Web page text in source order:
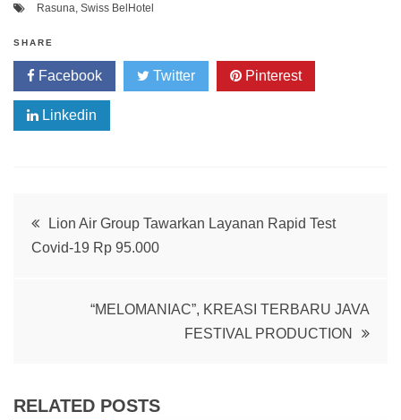
Rasuna, Swiss BelHotel
SHARE
Facebook Twitter Pinterest
Linkedin
Post
navigation
Lion Air Group Tawarkan Layanan Rapid Test
Covid-19 Rp 95.000
“MELOMANIAC”, KREASI TERBARU JAVA
FESTIVAL PRODUCTION
RELATED POSTS